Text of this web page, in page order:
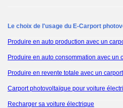
Le choix de l'usage du E-Carport
Produire en auto production avec un
Produire en auto consommation avec un
Produire en revente totale avec un
Carport photovoltaïque pour voiture
Recharger sa voiture électrique